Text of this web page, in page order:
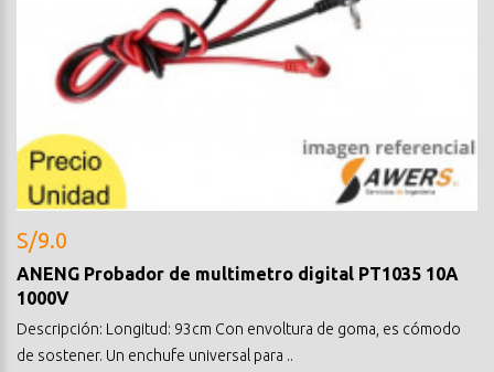
S/9.0
ANENG Probador de multimetro digital PT1035 10A
1000V
Descripción: Longitud: 93cm Con envoltura de goma, es cómodo
de sostener. Un enchufe universal para ..